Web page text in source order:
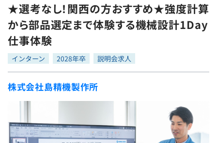
転職成功ガイド
転職エージェント
インタビュー
転職成功ガイド
求人検索
本選考
インターン
新卒エージェント
インタビュー
学習
問題集
4択課題
リファレンス
プログラミング言語
再チャレンジ結果一覧
ゲーム・マンガ
Tech Team Journal
paiza times
paizaとは？
★選考なし！関西の方おすすめ★強度計算
から部品選定まで体験する機械設計1Day
仕事体験
インターン 2028年卒 説明会求人
株式会社島精機製作所